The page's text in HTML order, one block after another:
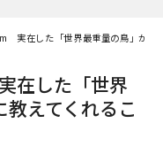
実在した「世界最重量の鳥」が今
在した「世界
えてくれるこ